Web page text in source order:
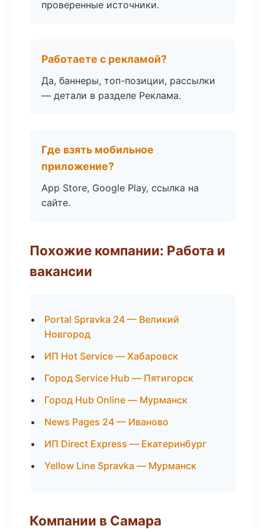
проверенные источники.
Работаете с рекламой?
Да, баннеры, топ-позиции, рассылки
— детали в разделе Реклама.
Где взять мобильное
приложение?
App Store, Google Play, ссылка на
сайте.
Похожие компании: Работа и
вакансии
Portal Spravka 24 — Великий
Новгород
ИП Hot Service — Хабаровск
Город Service Hub — Пятигорск
Город Hub Online — Мурманск
News Pages 24 — Иваново
ИП Direct Express — Екатеринбург
Yellow Line Spravka — Мурманск
Компании в Самара